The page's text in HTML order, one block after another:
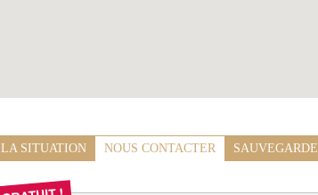
LA SITUATION NOUS CONTACTER